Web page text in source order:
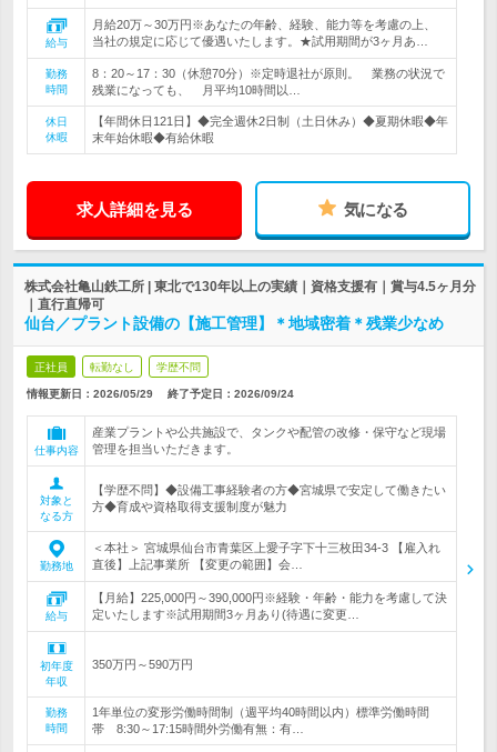
給与
月給20万～30万円※あなたの年齢、経験、能力等を考慮の上、
当社の規定に応じて優遇いたします。★試用期間が3ヶ月あ…
勤務
時間
8：20～17：30（休憩70分）※定時退社が原則。 業務の状況で
残業になっても、 月平均10時間以…
休日
休暇
【年間休日121日】◆完全週休2日制（土日休み）◆夏期休暇◆年
末年始休暇◆有給休暇
求人詳細を見る 気になる
株式会社亀山鉄工所 | 東北で130年以上の実績｜資格支援有｜賞与4.5ヶ月分
｜直行直帰可
仙台／プラント設備の【施工管理】＊地域密着＊残業少なめ
正社員 転勤なし 学歴不問
情報更新日：2026/05/29 終了予定日： 2026/09/24
仕事内容
産業プラントや公共施設で、タンクや配管の改修・保守など現場
管理を担当いただきます。
対象と
なる方
【学歴不問】◆設備工事経験者の方◆宮城県で安定して働きたい
方◆育成や資格取得支援制度が魅力
勤務地
＜本社＞ 宮城県仙台市青葉区上愛子字下十三枚田34-3 【雇入れ
直後】上記事業所 【変更の範囲】会…
給与
【月給】225,000円～390,000円※経験・年齢・能力を考慮して決
定いたします※試用期間3ヶ月あり(待遇に変更…
初年度
年収
350万円～590万円
勤務
時間
1年単位の変形労働時間制（週平均40時間以内）標準労働時間
帯 8:30～17:15時間外労働有無：有…